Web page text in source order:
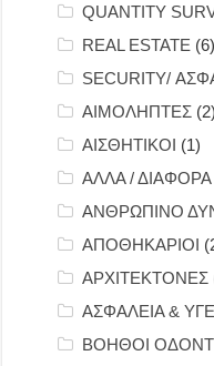
QUANTITY
REAL ESTATE (6)
SECURITY/
ΑΙΜΟΛΗΠΤΕΣ (2)
ΑΙΣΘΗΤΙΚΟΙ (1)
ΑΛΛΑ /
ΑΝΘΡΩΠΙΝΟ
ΑΠΟΘΗΚΑΡΙΟΙ
ΑΡΧΙΤΕΚΤΟΝΕΣ
ΑΣΦΑΛΕΙΑ &
ΒΟΗΘΟΙ